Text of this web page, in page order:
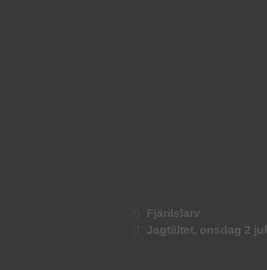
Fjärilslarv
Jagtältet, onsdag 2